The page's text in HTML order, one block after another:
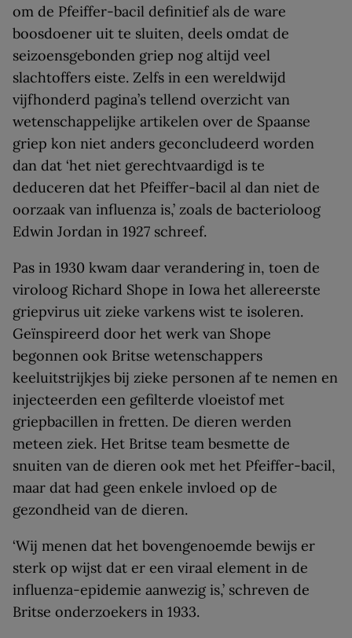
om de Pfeiffer-bacil definitief als de ware
boosdoener uit te sluiten, deels omdat de
seizoensgebonden griep nog altijd veel
slachtoffers eiste. Zelfs in een wereldwijd
vijfhonderd pagina’s tellend overzicht van
wetenschappelijke artikelen over de Spaanse
griep kon niet anders geconcludeerd worden
dan dat ‘het niet gerechtvaardigd is te
deduceren dat het Pfeiffer-bacil al dan niet de
oorzaak van influenza is,’ zoals de bacterioloog
Edwin Jordan in 1927 schreef.
Pas in 1930 kwam daar verandering in, toen de
viroloog Richard Shope in Iowa het allereerste
griepvirus uit zieke varkens wist te isoleren.
Geïnspireerd door het werk van Shope
begonnen ook Britse wetenschappers
keeluitstrijkjes bij zieke personen af te nemen en
injecteerden een gefilterde vloeistof met
griepbacillen in fretten. De dieren werden
meteen ziek. Het Britse team besmette de
snuiten van de dieren ook met het Pfeiffer-bacil,
maar dat had geen enkele invloed op de
gezondheid van de dieren.
‘Wij menen dat het bovengenoemde bewijs er
sterk op wijst dat er een viraal element in de
influenza-epidemie aanwezig is,’ schreven de
Britse onderzoekers in 1933.